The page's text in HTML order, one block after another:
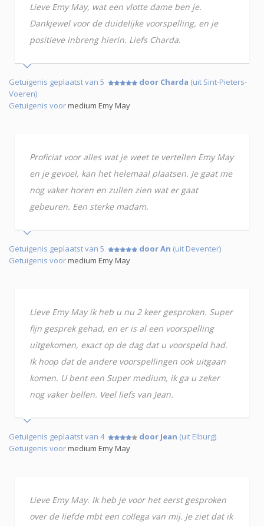
Lieve Emy May, wat een vlotte dame ben je.
Dankjewel voor de duidelijke voorspelling, en je
positieve inbreng hierin. Liefs Charda.
Getuigenis geplaatst van 5 door Charda (uit Sint-Pieters-
Voeren)
Getuigenis voormedium Emy May
Proficiat voor alles wat je weet te vertellen Emy May
en je gevoel, kan het helemaal plaatsen. Je gaat me
nog vaker horen en zullen zien wat er gaat
gebeuren. Een sterke madam.
Getuigenis geplaatst van 5 door An (uit Deventer)
Getuigenis voormedium Emy May
Lieve Emy May ik heb u nu 2 keer gesproken. Super
fijn gesprek gehad, en er is al een voorspelling
uitgekomen, exact op de dag dat u voorspeld had.
Ik hoop dat de andere voorspellingen ook uitgaan
komen. U bent een Super medium, ik ga u zeker
nog vaker bellen. Veel liefs van Jean.
Getuigenis geplaatst van 4 door Jean (uit Elburg)
Getuigenis voormedium Emy May
Lieve Emy May. Ik heb je voor het eerst gesproken
over de liefde mbt een collega van mij. Je ziet dat ik